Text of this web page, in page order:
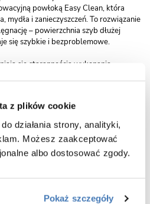
z plików cookie
działania strony, analityki,
Możesz zaakceptować
albo dostosować zgody.
Pokaż szczegóły
powłoką Easy Clean, która
mydła i zanieczyszczeń. To rozwiązanie
– powierzchnia szyb dłużej
się szybkie i bezproblemowe.
się starannością wykonania,